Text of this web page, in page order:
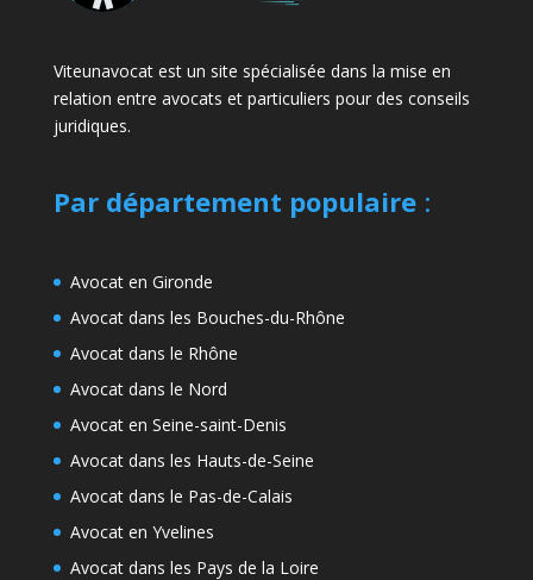
Viteunavocat est un site spécialisée dans la mise en
relation entre avocats et particuliers pour des conseils
juridiques.
Par département populaire:
Avocat en Gironde
Avocat dans les Bouches-du-Rhône
Avocat dans le Rhône
Avocat dans le Nord
Avocat en Seine-saint-Denis
Avocat dans les Hauts-de-Seine
Avocat dans le Pas-de-Calais
Avocat en Yvelines
Avocat dans les Pays de la Loire